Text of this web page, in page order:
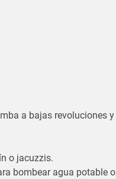
a bajas revoluciones y
o jacuzzis.
bombear agua potable o